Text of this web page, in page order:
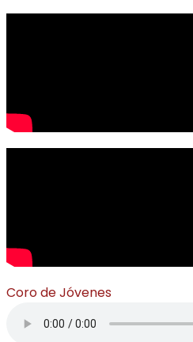
Coro de Jóvenes